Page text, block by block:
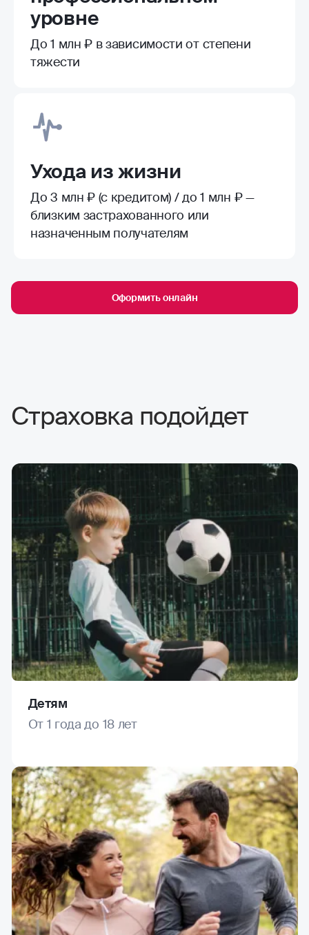
уровне
До 1 млн ₽ в зависимости от степени
тяжести
Ухода из жизни
До 3 млн ₽ (с кредитом) / до 1 млн ₽ —
близким застрахованного или
назначенным получателям
Оформить онлайн
Страховка подойдет
Детям
От 1 года до 18 лет